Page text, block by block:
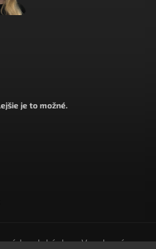
je to možné.
kúskov. Vyrobené na